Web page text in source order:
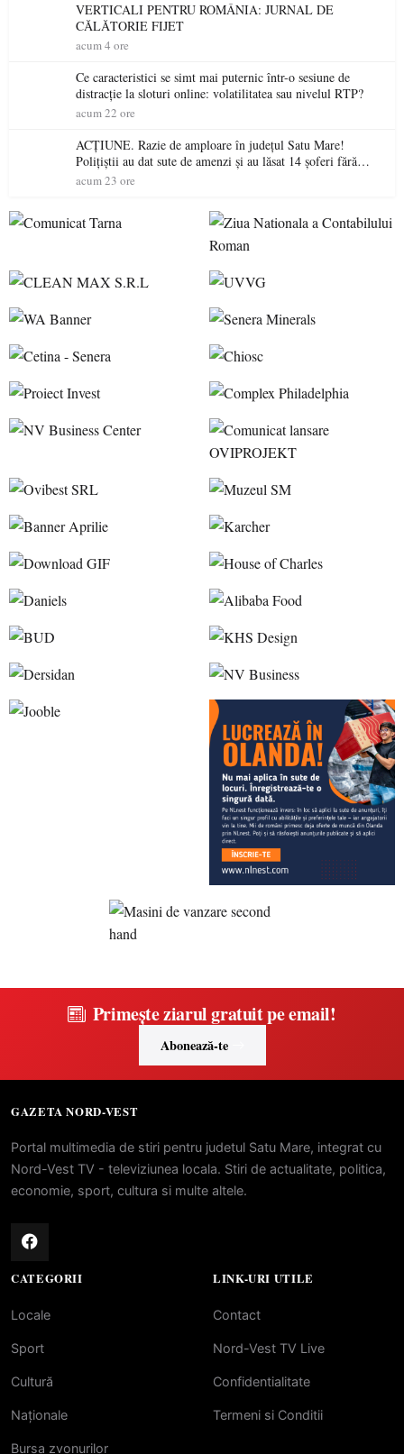
VERTICALI PENTRU ROMÂNIA: JURNAL DE
CĂLĂTORIE FIJET
acum 4 ore
Ce caracteristici se simt mai puternic într-o sesiune de
distracție la sloturi online: volatilitatea sau nivelul RTP?
acum 22 ore
ACȚIUNE. Razie de amploare în județul Satu Mare!
Polițiștii au dat sute de amenzi și au lăsat 14 șoferi fără
permis într-o singură zi
acum 23 ore
Primește ziarul gratuit pe email!
Abonează-te
GAZETA NORD-VEST
Portal multimedia de stiri pentru judetul Satu Mare, integrat cu
Nord-Vest TV - televiziunea locala. Stiri de actualitate, politica,
economie, sport, cultura si multe altele.
CATEGORII
Locale
Sport
Cultură
Naționale
Bursa zvonurilor
LINK-URI UTILE
Contact
Nord-Vest TV Live
Confidentialitate
Termeni si Conditii